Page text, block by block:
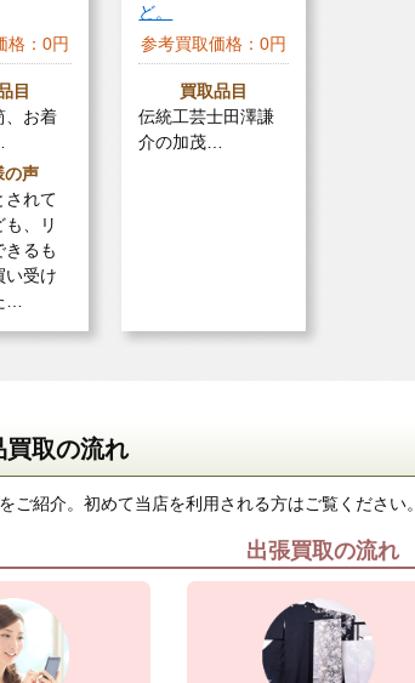
： 0円
目
、お着
の声
されて
も、リ
きるも
い受け
…
ど。
参考買取価格：0円
買取品目
伝統工芸士田澤謙
介の加茂…
買取の流れ
ご紹介。初めて当店を利用される方はご覧ください。
出張買取の流れ